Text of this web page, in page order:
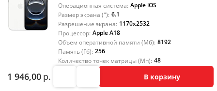
Операционная система: Apple iOS
Размер экрана ("): 6.1
Разрешение экрана: 1170x2532
Процессор: Apple A18
Объем оперативной памяти (Мб): 8192
Память (Гб): 256
Количество точек матрицы (Мп): 48
1 946,00 р. В корзину